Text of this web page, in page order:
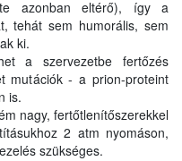
azonban eltérő), így a
tehát sem humorális, sem
ki.
a szervezetbe fertőzés
mutációk - a prion-proteint
is.
nagy, fertőtlenítőszerekkel
2 atm nyomáson,
szükséges.